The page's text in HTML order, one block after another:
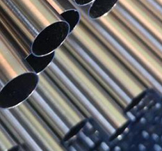
Tubo DSAW
Tubo soldado em
Tubo de aço A53
Tubo de aço A252
EN 10219 Tubo